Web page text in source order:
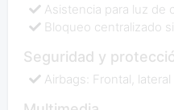
Asistencia para luz de
Bloqueo centralizado
Seguridad y
Airbags: Frontal, lateral